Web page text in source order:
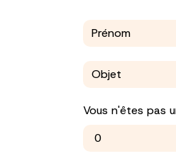
Vous n'êtes pas